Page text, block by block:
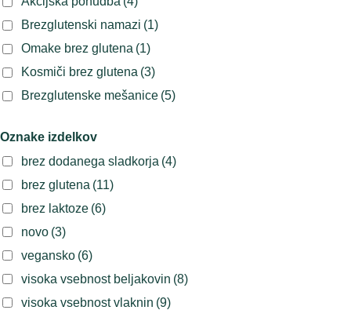
Brezglutenski namazi (1)
Omake brez glutena (1)
Kosmiči brez glutena (3)
Brezglutenske mešanice (5)
Oznake izdelkov
brez dodanega sladkorja (4)
brez glutena (11)
brez laktoze (6)
novo (3)
vegansko (6)
visoka vsebnost beljakovin (8)
visoka vsebnost vlaknin (9)